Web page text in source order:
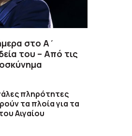
στο Α΄
του – Από τις
πληρότητες
τα πλοία για τα
Αιγαίου